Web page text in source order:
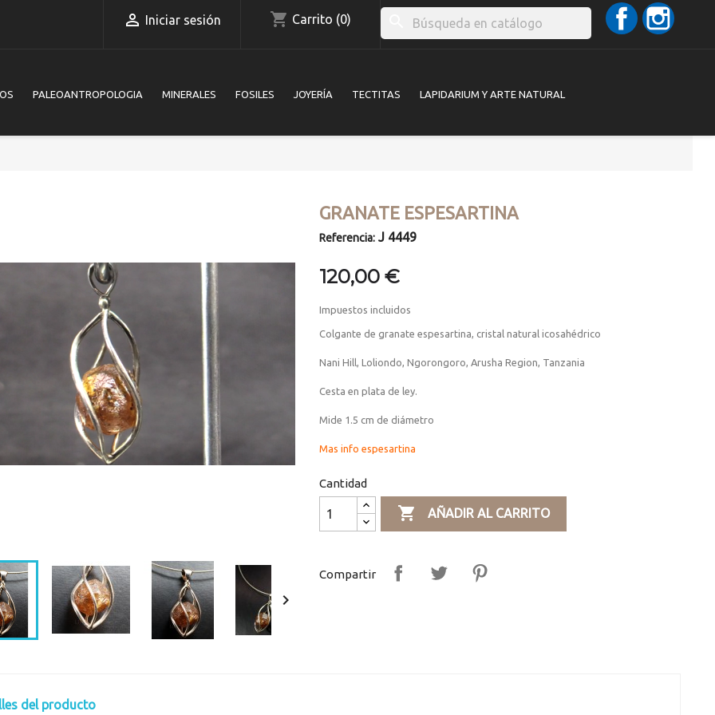
 Iniciar sesión shopping_cart Carrito (0)
Facebook
PALEOANTROPOLOGIA MINERALES FOSILES JOYERÍA TECTITAS LAPIDARIUM Y ARTE NATURAL

GRANATE ESPESARTINA
Referencia: J 4449
120,00 €
Impuestos incluidos
Colgante de granate espesartina, cristal natural icosahédrico
Nani Hill, Loliondo, Ngorongoro, Arusha Region, Tanzania
Cesta en plata de ley.
Mide 1.5 cm de diámetro
Mas info espesartina
Cantidad
 AÑADIR AL CARRITO
Compartir
del producto